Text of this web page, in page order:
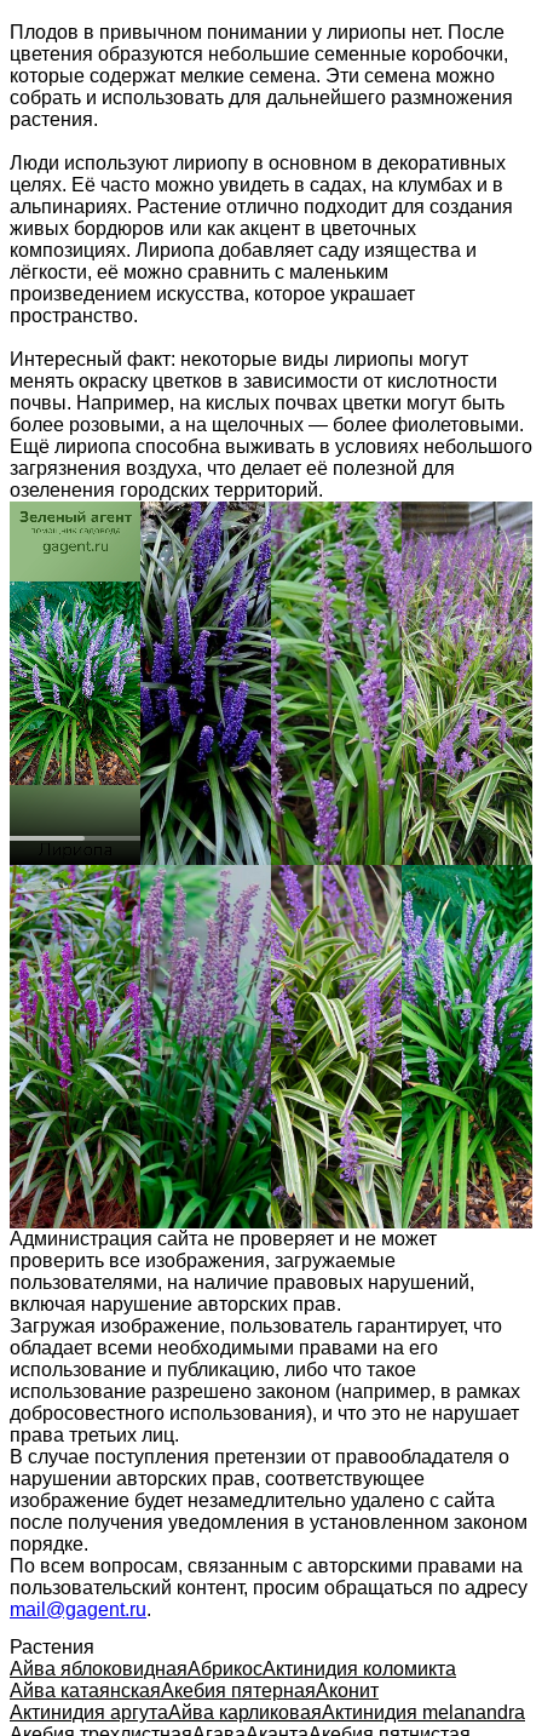
Плодов в привычном понимании у лириопы нет. После
цветения образуются небольшие семенные коробочки,
которые содержат мелкие семена. Эти семена можно
собрать и использовать для дальнейшего размножения
растения.
Люди используют лириопу в основном в декоративных
целях. Её часто можно увидеть в садах, на клумбах и в
альпинариях. Растение отлично подходит для создания
живых бордюров или как акцент в цветочных
композициях. Лириопа добавляет саду изящества и
лёгкости, её можно сравнить с маленьким
произведением искусства, которое украшает
пространство.
Интересный факт: некоторые виды лириопы могут
менять окраску цветков в зависимости от кислотности
почвы. Например, на кислых почвах цветки могут быть
более розовыми, а на щелочных — более фиолетовыми.
Ещё лириопа способна выживать в условиях небольшого
загрязнения воздуха, что делает её полезной для
озеленения городских территорий.
Администрация сайта не проверяет и не может
проверить все изображения, загружаемые
пользователями, на наличие правовых нарушений,
включая нарушение авторских прав.
Загружая изображение, пользователь гарантирует, что
обладает всеми необходимыми правами на его
использование и публикацию, либо что такое
использование разрешено законом (например, в рамках
добросовестного использования), и что это не нарушает
права третьих лиц.
В случае поступления претензии от правообладателя о
нарушении авторских прав, соответствующее
изображение будет незамедлительно удалено с сайта
после получения уведомления в установленном законом
порядке.
По всем вопросам, связанным с авторскими правами на
пользовательский контент, просим обращаться по адресу
mail@gagent.ru.
Растения
Айва яблоковиднаяАбрикосАктинидия коломикта
Айва катаянскаяАкебия пятернаяАконит
Актинидия аргутаАйва карликоваяАктинидия melanandra